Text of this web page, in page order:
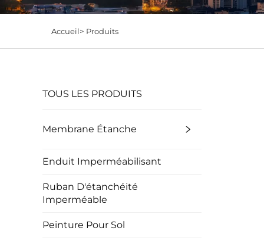
Accueil> Produits
TOUS LES PRODUITS
Membrane Étanche
Enduit Imperméabilisant
Ruban D'étanchéité
Imperméable
Peinture Pour Sol